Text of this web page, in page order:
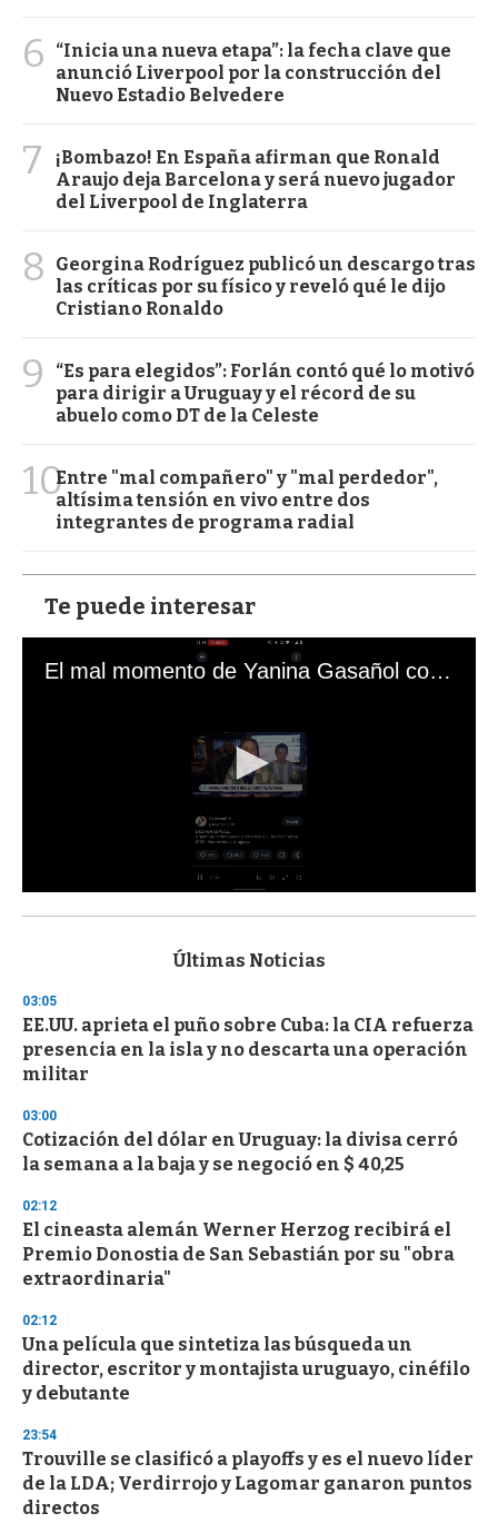
6
“Inicia una nueva etapa”: la fecha clave que
anunció Liverpool por la construcción del
Nuevo Estadio Belvedere
7
¡Bombazo! En España afirman que Ronald
Araujo deja Barcelona y será nuevo jugador
del Liverpool de Inglaterra
8
Georgina Rodríguez publicó un descargo tras
las críticas por su físico y reveló qué le dijo
Cristiano Ronaldo
9
“Es para elegidos”: Forlán contó qué lo motivó
para dirigir a Uruguay y el récord de su
abuelo como DT de la Celeste
10Entre "mal compañero" y "mal perdedor",
altísima tensión en vivo entre dos
integrantes de programa radial
Te puede interesar
El mal momento de Yanina Gasañol con un hincha argentino en "Subrayado"
s
d
s
o
f
3
s
e
c
o
d
s
Últimas Noticias
03:05
EE.UU. aprieta el puño sobre Cuba: la CIA refuerza
presencia en la isla y no descarta una operación
militar
03:00
Cotización del dólar en Uruguay: la divisa cerró
la semana a la baja y se negoció en $ 40,25
02:12
El cineasta alemán Werner Herzog recibirá el
Premio Donostia de San Sebastián por su "obra
extraordinaria"
02:12
Una película que sintetiza las búsqueda un
director, escritor y montajista uruguayo, cinéfilo
y debutante
23:54
Trouville se clasificó a playoffs y es el nuevo líder
de la LDA; Verdirrojo y Lagomar ganaron puntos
directos